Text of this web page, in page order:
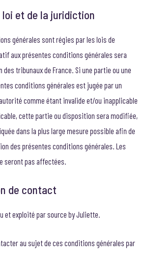
loi et de la juridiction
générales sont régies par les lois de
aux présentes conditions générales sera
tribunaux de France. Si une partie ou une
conditions générales est jugée par un
comme étant invalide et/ou inapplicable
cette partie ou disposition sera modifiée,
dans la plus large mesure possible afin de
des présentes conditions générales. Les
seront pas affectées.
de contact
et exploité par source by Juliette.
au sujet de ces conditions générales par